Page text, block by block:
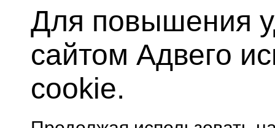
Для повышения
сайтом Адвего
cookie.